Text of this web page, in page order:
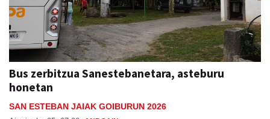
Bus zerbitzua Sanestebanetara, asteburu
honetan
SAN ESTEBAN JAIAK GOIBURUN 2026